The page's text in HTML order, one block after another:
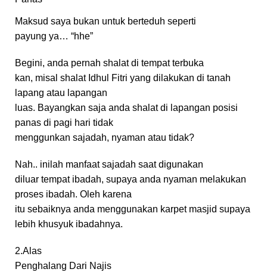
Maksud saya bukan untuk berteduh seperti
payung ya… “hhe”
Begini, anda pernah shalat di tempat terbuka
kan, misal shalat Idhul Fitri yang dilakukan di tanah
lapang atau lapangan
luas. Bayangkan saja anda shalat di lapangan posisi
panas di pagi hari tidak
menggunkan sajadah, nyaman atau tidak?
Nah.. inilah manfaat sajadah saat digunakan
diluar tempat ibadah, supaya anda nyaman melakukan
proses ibadah. Oleh karena
itu sebaiknya anda menggunakan karpet masjid supaya
lebih khusyuk ibadahnya.
2.Alas
Penghalang Dari Najis